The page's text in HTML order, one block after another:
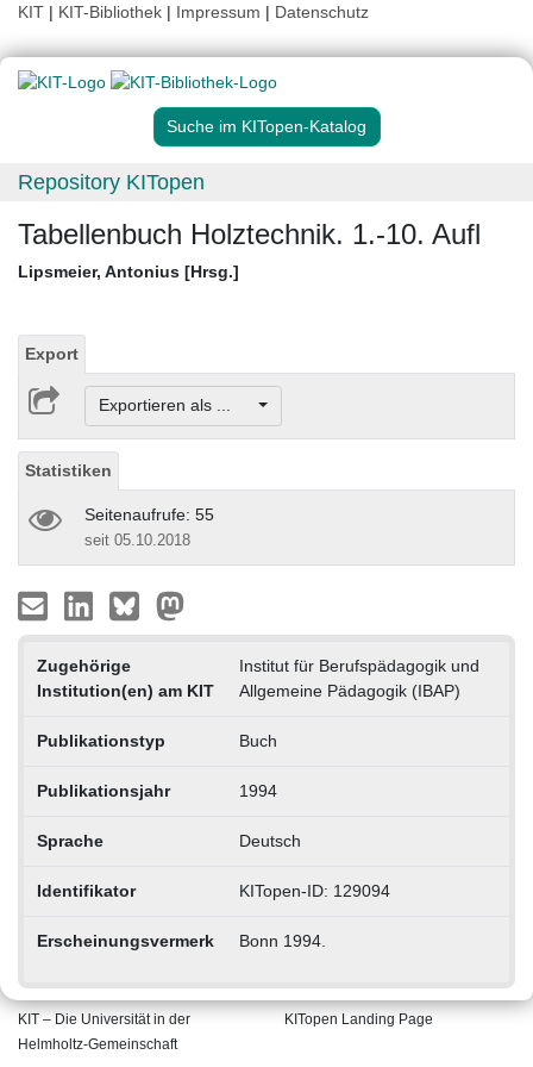
KIT | KIT-Bibliothek | Impressum | Datenschutz
Suche im KITopen-Katalog
Repository KITopen
Tabellenbuch Holztechnik. 1.-10. Aufl
Lipsmeier, Antonius [Hrsg.]
Export
Exportieren als ...
Statistiken
Seitenaufrufe: 55
seit 05.10.2018
Zugehörige
Institution(en) am KIT
Institut für Berufspädagogik und
Allgemeine Pädagogik (IBAP)
Publikationstyp Buch
Publikationsjahr 1994
Sprache Deutsch
Identifikator KITopen-ID: 129094
Erscheinungsvermerk Bonn 1994.
KIT – Die Universität in der
Helmholtz-Gemeinschaft
KITopen Landing Page